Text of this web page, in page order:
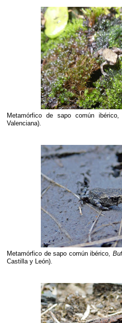
Metamórfico de sapo común ibérico,
Valenciana).
Metamórfico de sapo común ibérico,
Castilla y León).